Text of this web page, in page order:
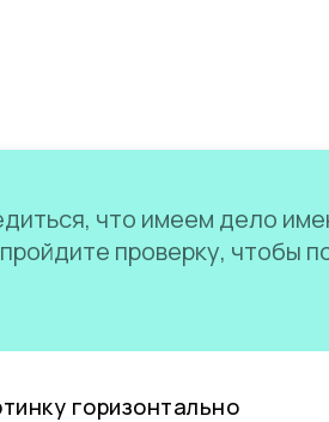
что имеем дело
проверку, чтобы
горизонтально